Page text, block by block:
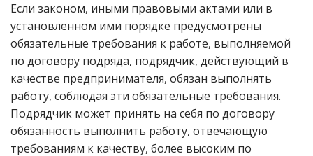
Если законом, иными правовыми актами или в
установленном ими порядке предусмотрены
обязательные требования к работе, выполняемой
по договору подряда, подрядчик, действующий в
качестве предпринимателя, обязан выполнять
работу, соблюдая эти обязательные требования.
Подрядчик может принять на себя по договору
обязанность выполнить работу, отвечающую
требованиям к качеству, более высоким по